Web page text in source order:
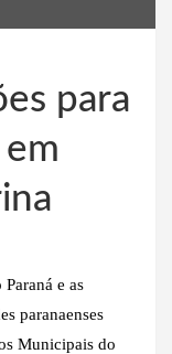
para
e as
paranaenses
Municipais do